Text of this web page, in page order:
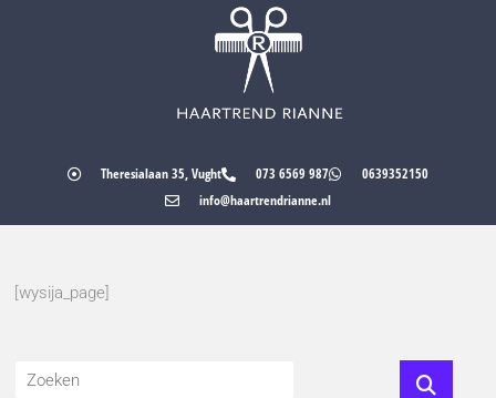
Theresialaan 35, Vught 073 6569 987
0639352150
info@haartrendrianne.nl
[wysija_page]